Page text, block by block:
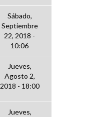
Sábado,
Septiembre
22, 2018 -
10:06
Jueves,
Agosto 2,
2018 - 18:00
Jueves,